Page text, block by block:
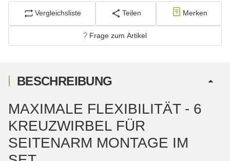
Vergleichsliste Teilen Merken
Frage zum Artikel
BESCHREIBUNG
MAXIMALE FLEXIBILITÄT - 6
KREUZWIRBEL FÜR
SEITENARM MONTAGE IM